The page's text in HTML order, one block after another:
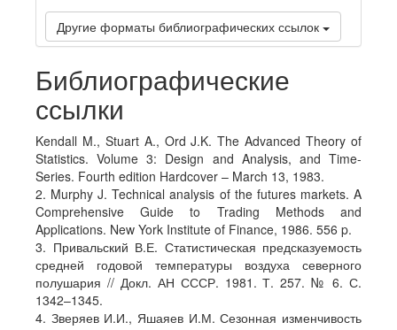
Другие форматы библиографических ссылок
Библиографические
ссылки
Kendall M., Stuart A., Ord J.K. The Advanced Theory of
Statistics. Volume 3: Design and Analysis, and Time-
Series. Fourth edition Hardcover – March 13, 1983.
2. Murphy J. Technical analysis of the futures markets. A
Comprehensive Guide to Trading Methods and
Applications. New York Institute of Finance, 1986. 556 p.
3. Привальский В.Е. Статистическая предсказуемость
средней годовой температуры воздуха северного
полушария // Докл. АН СССР. 1981. Т. 257. № 6. С.
1342–1345.
4. Зверяев И.И., Яшаяев И.М. Сезонная изменчивость